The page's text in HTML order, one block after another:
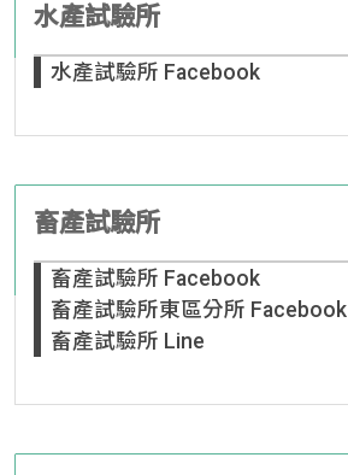
水產試驗所
水產試驗所 Facebook
畜產試驗所
畜產試驗所 Facebook
畜產試驗所東區分所 Facebook
畜產試驗所 Line